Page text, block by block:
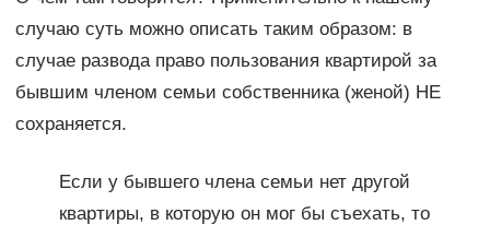
случаю суть можно описать таким образом: в
случае развода право пользования квартирой за
бывшим членом семьи собственника (женой) НЕ
сохраняется.
Если у бывшего члена семьи нет другой
квартиры, в которую он мог бы съехать, то